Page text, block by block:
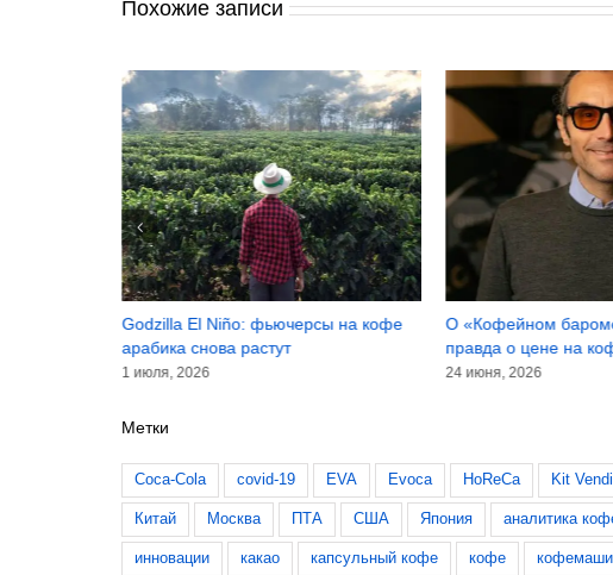
Похожие записи
Godzilla El Niño: фьючерсы на кофе
арабика снова растут
1 июля, 2026
О «Кофейном
правда о цене на
24 июня, 2026
Метки
Coca-Cola covid-19 EVA Evoca HoReCa Kit
Китай Москва ПТА США Япония аналитика
инновации какао капсульный кофе кофе